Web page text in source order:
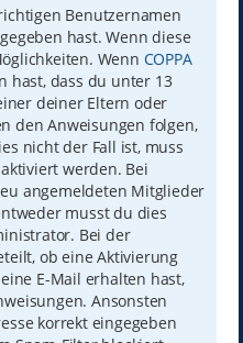
Benutzernamen
hast. Wenn diese
Wenn COPPA
hast, dass du unter 13
deiner Eltern oder
den Anweisungen folgen,
nicht der Fall ist, muss
werden. Bei
angemeldeten Mitglieder
musst du dies
Bei der
ob eine Aktivierung
E-Mail erhalten hast,
Ansonsten
korrekt eingegeben